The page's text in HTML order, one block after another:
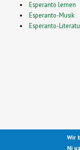
Esperanto lernen
Esperanto-Musik
Esperanto-
Wir
Ni